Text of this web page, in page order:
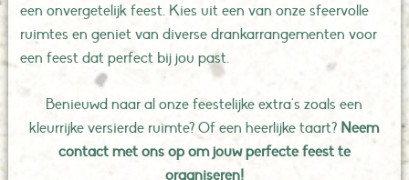
een onvergetelijk feest. Kies uit een van onze sfeervolle
ruimtes en geniet van diverse drankarrangementen voor
een feest dat perfect bij jou past.
Benieuwd naar al onze feestelijke extra's zoals een
kleurrijke versierde ruimte? Of een heerlijke taart? Neem
contact met ons op om jouw perfecte feest te
organiseren!